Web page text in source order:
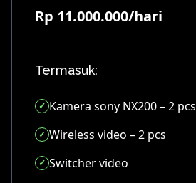
Rp 11.000.000/hari
Termasuk:
Kamera sony NX200 – 2 pcs
Wireless video – 2 pcs
Switcher video